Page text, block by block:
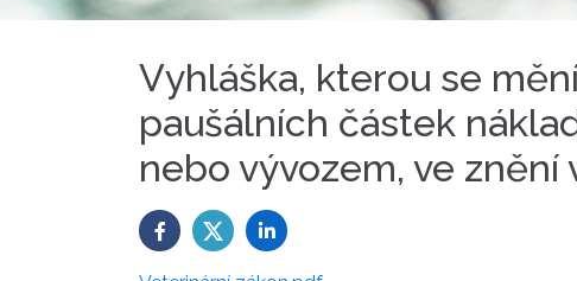
Vyhláška, kterou se
paušálních částek
nebo vývozem, ve znění